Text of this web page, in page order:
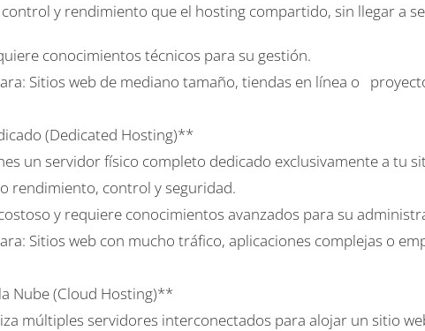
y rendimiento que el hosting compartido, sin llegar a
conocimientos técnicos para su gestión.
Sitios web de mediano tamaño, tiendas en línea o
(Dedicated Hosting)**
un servidor físico completo dedicado exclusivamente a tu
rendimiento, control y seguridad.
y requiere conocimientos avanzados para su
Sitios web con mucho tráfico, aplicaciones complejas o
Nube (Cloud Hosting)**
múltiples servidores interconectados para alojar un sitio